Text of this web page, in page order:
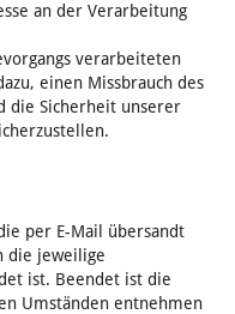
an der Verarbeitung
verarbeiteten
einen Missbrauch des
die Sicherheit unserer
per E-Mail übersandt
die jeweilige
ist. Beendet ist die
Umständen entnehmen